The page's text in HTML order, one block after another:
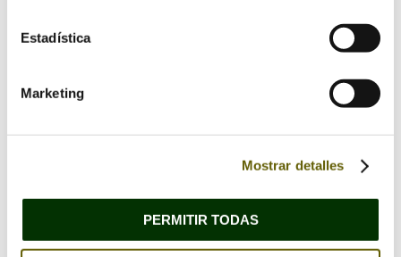
Estadística
Marketing
Mostrar detalles
PERMITIR TODAS
Guarda mi nombre, correo electrónico y web en